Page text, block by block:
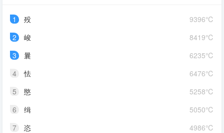
9396℃
1
殁
8419℃
2
峻
6235℃
3
曩
6476℃
4
怯
5258℃
5
愍
5050℃
6
缉
4986℃
7
恣